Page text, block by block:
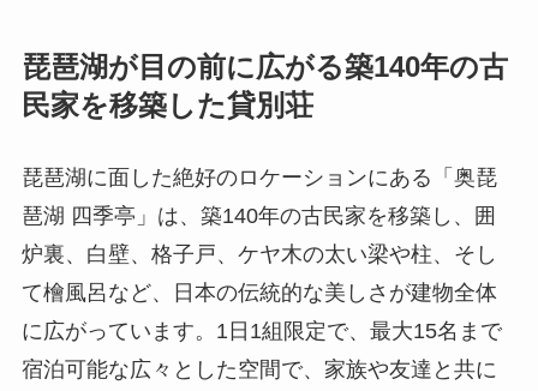
琵琶湖が目の前に広がる築140年の古
民家を移築した貸別荘
琵琶湖に面した絶好のロケーションにある「奥琵
琶湖 四季亭」は、築140年の古民家を移築し、囲
炉裏、白壁、格子戸、ケヤ木の太い梁や柱、そし
て檜風呂など、日本の伝統的な美しさが建物全体
に広がっています。1日1組限定で、最大15名まで
宿泊可能な広々とした空間で、家族や友達と共に